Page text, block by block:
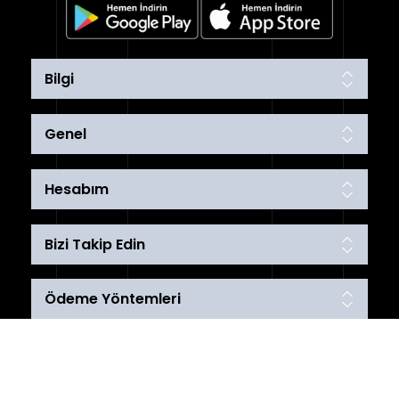
Bilgi
Genel
Hesabım
Bizi Takip Edin
Ödeme Yöntemleri